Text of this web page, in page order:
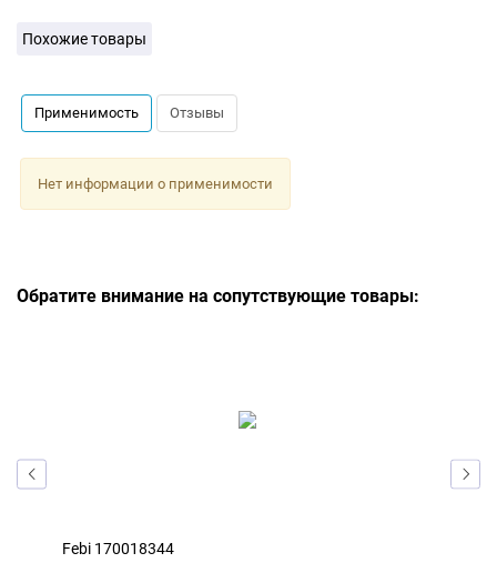
Похожие товары
Применимость Отзывы
Нет информации о применимости
Обратите внимание на сопутствующие товары:
Febi 170018344